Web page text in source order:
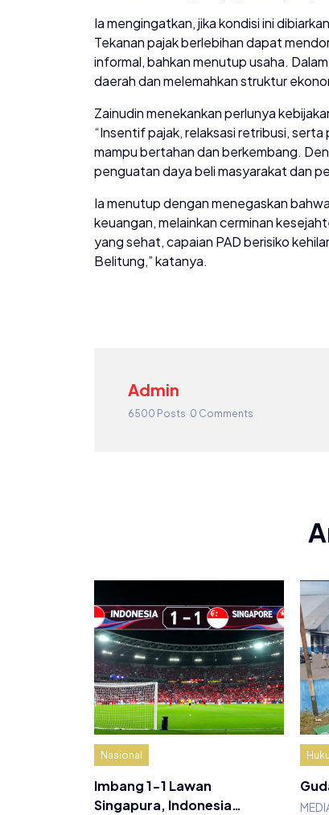
Ia mengingatkan, jika kondisi ini
Tekanan pajak berlebihan dapat
informal, bahkan menutup usaha.
daerah dan melemahkan struktur
Zainudin menekankan perlunya
“Insentif pajak, relaksasi retribusi,
mampu bertahan dan berkembang.
penguatan daya beli masyarakat dan
Ia menutup dengan menegaskan
keuangan, melainkan cerminan
yang sehat, capaian PAD berisiko
Belitung,” katanya.
Admin
6500 Posts 0 Comments
Nasional
Imbang 1-1 Lawan
Singapura, Indonesia…